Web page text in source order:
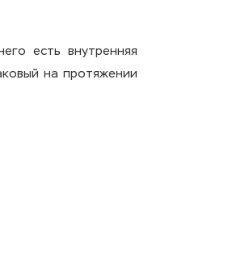
есть внутренняя
на протяжении